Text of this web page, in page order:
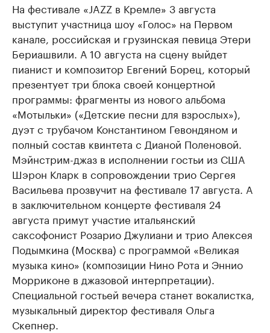
На фестивале «JAZZ в Кремле» 3 августа
выступит участница шоу «Голос» на Первом
канале, российская и грузинская певица Этери
Бериашвили. А 10 августа на сцену выйдет
пианист и композитор Евгений Борец, который
презентует три блока своей концертной
программы: фрагменты из нового альбома
«Мотыльки» («Детские песни для взрослых»),
дуэт с трубачом Константином Гевондяном и
полный состав квинтета с Дианой Поленовой.
Мэйнстрим-джаз в исполнении гостьи из США
Шэрон Кларк в сопровождении трио Сергея
Васильева прозвучит на фестивале 17 августа. А
в заключительном концерте фестиваля 24
августа примут участие итальянский
саксофонист Розарио Джулиани и трио Алексея
Подымкина (Москва) с программой «Великая
музыка кино» (композиции Нино Рота и Эннио
Морриконе в джазовой интерпретации).
Специальной гостьей вечера станет вокалистка,
музыкальный директор фестиваля Ольга
Скепнер.